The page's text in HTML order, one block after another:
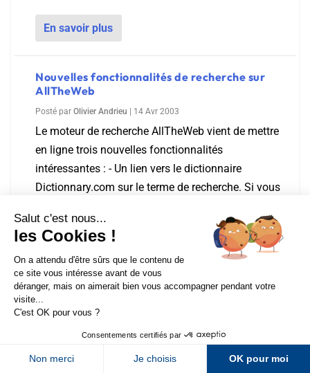
Sur LinkedIn Sur Youtube
Sur X Sur Facebook
Newsletter Abondance
En savoir plus
Nouvelles fonctionnalités de recherche sur
AllTheWeb
Posté par Olivier Andrieu 14 Avr 2003
Le moteur de recherche AllTheWeb vient de mettre
en ligne trois nouvelles fonctionnalités
intéressantes : - Un lien vers le dictionnaire
Dictionnary.com sur le terme de recherche. Si vous
En savoir plus
Google sur Amazon
Posté parOlivier Andrieu
Google vient d'annoncer que sa technologie de